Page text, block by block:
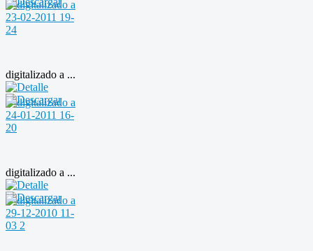
digitalizado a ...
digitalizado a ...